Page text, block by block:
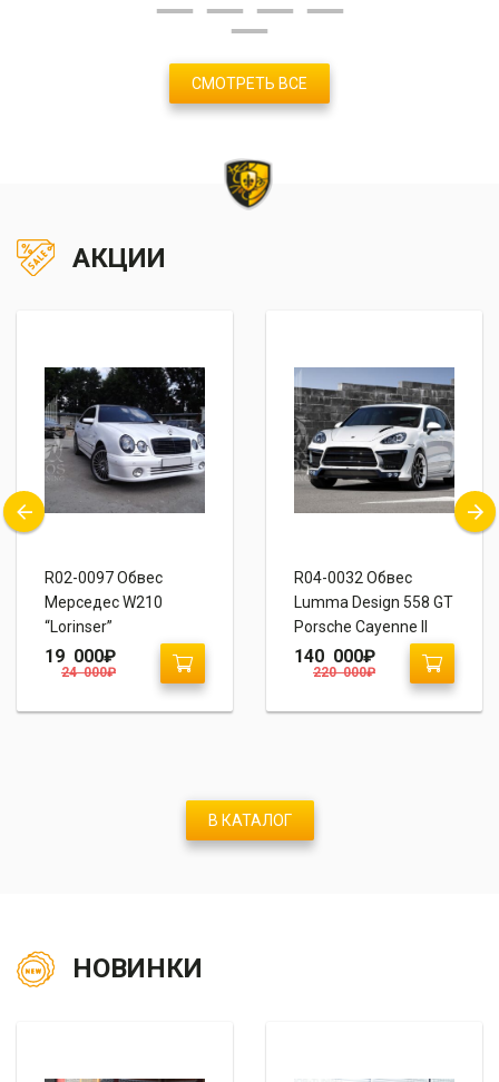
СМОТРЕТЬ ВСЕ
АКЦИИ
R02-0097 Обвес
Мерседес W210
“Lorinser”
24 000₽
19 000₽
R04-0032 Обвес
Lumma Design 558 GT
Porsche Cayenne II
958
220 000₽
140 000₽
В КАТАЛОГ
НОВИНКИ